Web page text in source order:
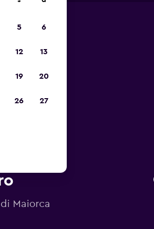
Maiorca
5 6
12 13
19 20
26 27